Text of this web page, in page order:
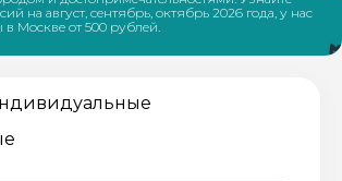
на август, сентябрь, октябрь 2026 года, у нас
Москве от 500 рублей.